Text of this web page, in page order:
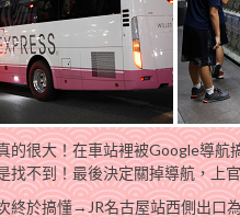
的很大！在車站裡被Google導航
找不到！最後決定關掉導航，上
終於搞懂→JR名古屋站西側出口